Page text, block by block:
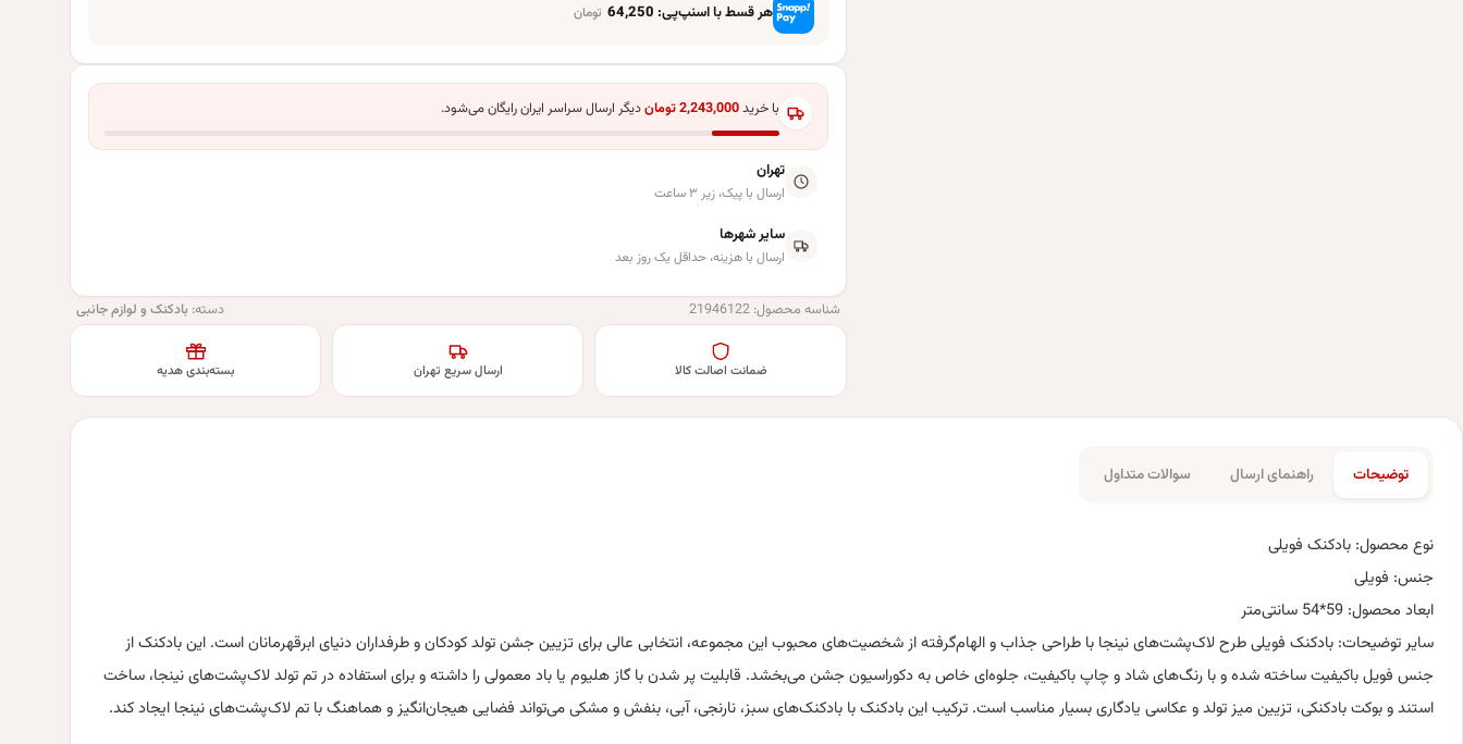
هر قسط با اسنپ‌پی: 64,250 تومان
با خرید2,243,000توماندیگر ارسال سراسر ایران رایگان می‌شود.
تهران
ارسال با پیک، زیر ۳ ساعت
سایر شهرها
ارسال با هزینه، حداقل یک روز بعد
شناسه محصول:21946122 دسته: بادکنک و لوازم جانبی
ضمانت اصالت کالا ارسال سریع تهران بسته‌بندی هدیه
توضیحات راهنمای ارسال سوالات متداول
نوع محصول: بادکنک فویلی
جنس: فویلی
ابعاد محصول: 59*54 سانتی‌متر
سایر توضیحات: بادکنک فویلی طرح لاک‌پشت‌های نینجا با طراحی جذاب و الهام‌گرفته از شخصیت‌های محبوب این مجموعه، انتخابی عالی برای تزیین جشن تولد کودکان و طرفداران دنیای ابرقهرمانان است. این بادکنک از
جنس فویل باکیفیت ساخته شده و با رنگ‌های شاد و چاپ باکیفیت، جلوه‌ای خاص به دکوراسیون جشن می‌بخشد. قابلیت پر شدن با گاز هلیوم یا باد معمولی را داشته و برای استفاده در تم تولد لاک‌پشت‌های نینجا، ساخت
استند و بوکت بادکنکی، تزیین میز تولد و عکاسی یادگاری بسیار مناسب است. ترکیب این بادکنک با بادکنک‌های سبز، نارنجی، آبی، بنفش و مشکی می‌تواند فضایی هیجان‌انگیز و هماهنگ با تم لاک‌پشت‌های نینجا ایجاد کند.